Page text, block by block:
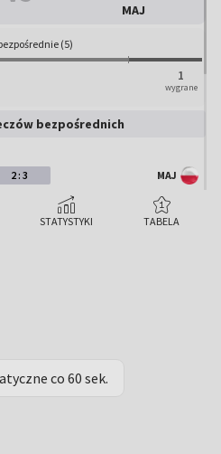
STATYSTYKI TABELA
MAJ
(5)
1
wygrane
bezpośrednich
2 : 3 MAJ
co 60 sek.